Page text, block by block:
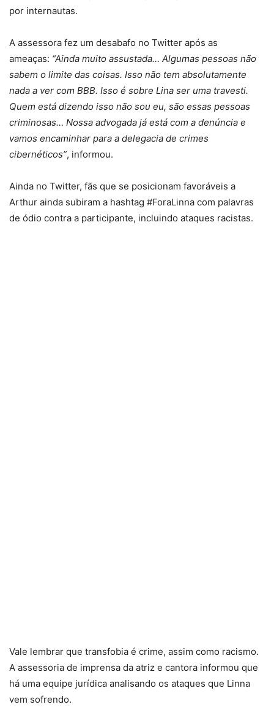
por internautas.
A assessora fez um desabafo no Twitter após as
ameaças: “Ainda muito assustada… Algumas pessoas não
sabem o limite das coisas. Isso não tem absolutamente
nada a ver com BBB. Isso é sobre Lina ser uma travesti.
Quem está dizendo isso não sou eu, são essas pessoas
criminosas… Nossa advogada já está com a denúncia e
vamos encaminhar para a delegacia de crimes
cibernéticos”, informou.
Ainda no Twitter, fãs que se posicionam favoráveis a
Arthur ainda subiram a hashtag #ForaLinna com palavras
de ódio contra a participante, incluindo ataques racistas.
Vale lembrar que transfobia é crime, assim como racismo.
A assessoria de imprensa da atriz e cantora informou que
há uma equipe jurídica analisando os ataques que Linna
vem sofrendo.